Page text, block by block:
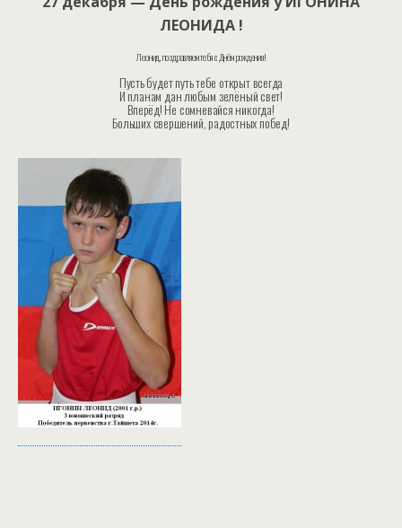
ЛЕОНИДА !
Леонид, поздравляем тебя с Днём рождения!
Пусть будет путь тебе открыт всегда
И планам дан любым зелёный свет!
Вперёд! Не сомневайся никогда!
Больших свершений, радостных побед!